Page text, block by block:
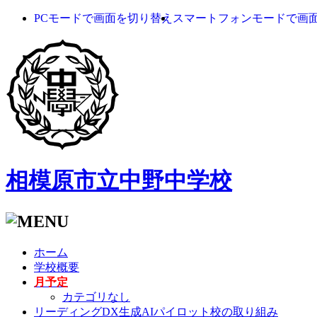
PCモードで画面を切り替え スマートフォンモードで画
相模原市立中野中学校
ホーム
学校概要
月予定
カテゴリなし
リーディングDX生成AIパイロット校の取り組み